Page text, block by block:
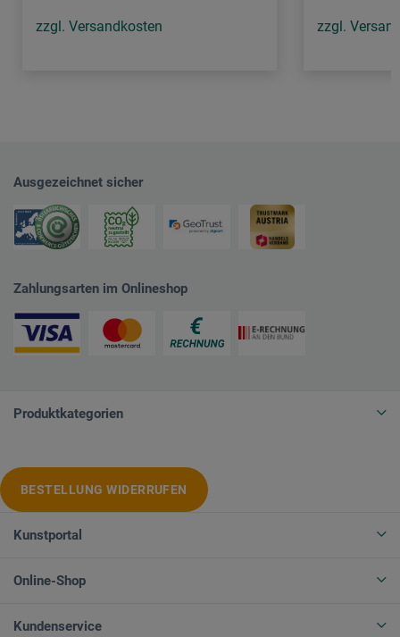
zzgl. Versandkosten zzgl.
Ausgezeichnet sicher
Zahlungsarten im Onlineshop
Produktkategorien
BESTELLUNG WIDERRUFEN
Kunstportal
Online-Shop
Kundenservice